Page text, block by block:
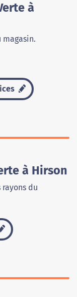
à
magasin.
à Hirson
du